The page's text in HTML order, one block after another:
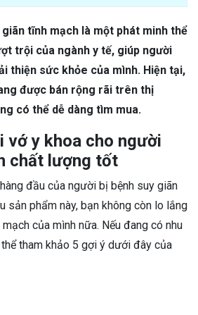
tĩnh mạch là một phát minh thể
trội của ngành y tế, giúp người
thiện sức khỏe của mình. Hiện tại,
được bán rộng rãi trên thị
có thể dễ dàng tìm mua.
vớ y khoa cho người
chất lượng tốt
đầu của người bị bệnh suy giãn
sản phẩm này, bạn không còn lo lắng
của mình nữa. Nếu đang có nhu
tham khảo 5 gợi ý dưới đây của